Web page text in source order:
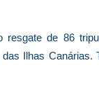
de 86
Ilhas Canárias.